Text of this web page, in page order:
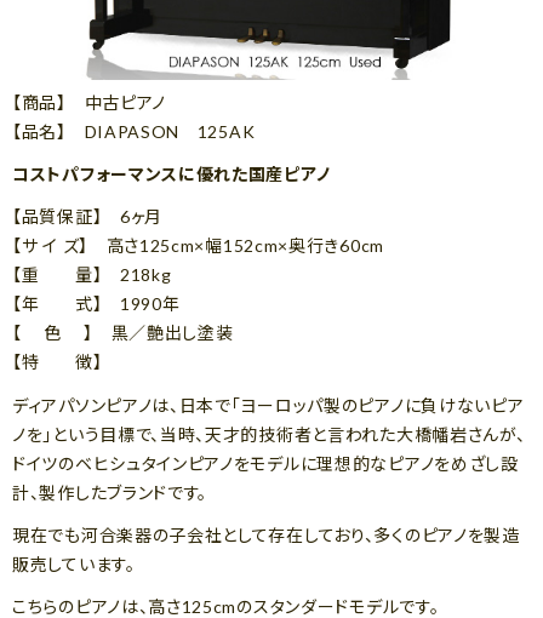
【商品】 中古ピアノ
【品名】 DIAPASON 125AK
コストパフォーマンスに優れた国産ピアノ
【品質保証】 6ヶ月
【サ イ ズ】 高さ125cm×幅152cm×奥行き60cm
【重 量】 218kg
【年 式】 1990年
【 色 】 黒／艶出し塗装
【特 徴】
ディアパソンピアノは、日本で「ヨーロッパ製のピアノに負けないピア
ノを」という目標で、当時、天才的技術者と言われた大橋幡岩さんが、
ドイツのベヒシュタインピアノをモデルに理想的なピアノをめざし設
計、製作したブランドです。
現在でも河合楽器の子会社として存在しており、多くのピアノを製造
販売しています。
こちらのピアノは、高さ125cmのスタンダードモデルです。